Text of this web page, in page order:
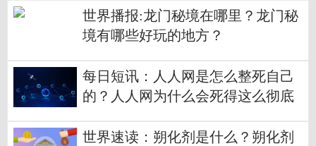
世界播报:龙门秘境在哪里？龙门秘
境有哪些好玩的地方？
每日短讯：人人网是怎么整死自己
的？人人网为什么会死得这么彻底
世界速读：朔化剂是什么？朔化剂